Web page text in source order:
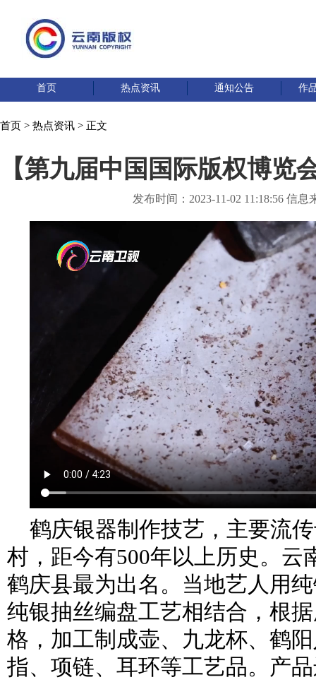
首页 热点资讯 通知公告 作
首页 > 热点资讯 > 正文
【第九届中国国际版权博
发布时间：2023-11-02 11:18:56 信
鹤庆银器制作技艺，主要流
村，距今有500年以上历史。云
鹤庆县最为出名。当地艺人用
纯银抽丝编盘工艺相结合，根
格，加工制成壶、九龙杯、鹤
指、项链、耳环等工艺品。产